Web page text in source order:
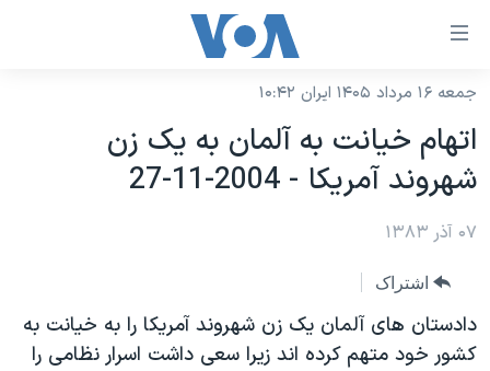
لینکهای
دسترسی
جهش
محتوای
اصلی
صفحه
اصلی
نسخه سبک وب‌سایت
موضوع ها
ایران
آمریکا
جهان
ورزشی
برنامه های تلویزیونی
جدول برنامه ها
صفحه‌های ویژه
جام جهانی ۲۰۲۶
فرکانس‌های صدای آمریکا
جمعه ۱۶ مرداد ۱۴۰۵ ایران ۱۰:۴۲
اتهام خيانت به آلمان به يک زن
شهروند آمريکا - 2004-11-27
۰۷ آذر ۱۳۸۳
اشتراک
دادستان های آلمان يک زن شهروند آمريکا را به خيانت به
کشور خود متهم کرده اند زيرا سعی داشت اسرار نظامی را